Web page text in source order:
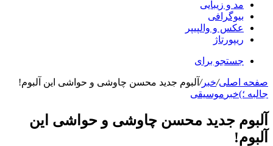
مد و زیبایی
بیوگرافی
عکس و والپیپر
ریپورتاژ
جستجو برای
صفحه اصلی/خبر/ آلبوم جدید محسن چاوشی و حواشی این آلبوم!
جالبه ؛)خبر موسیقی
آلبوم جدید محسن چاوشی و حواشی این
آلبوم!